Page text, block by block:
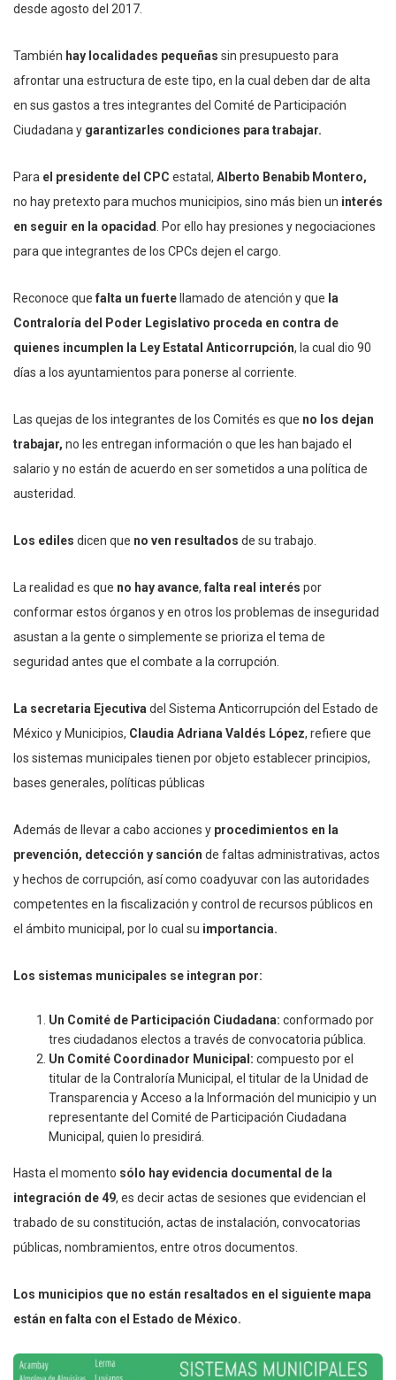
desde agosto del 2017.
También hay localidades pequeñas sin presupuesto para
afrontar una estructura de este tipo, en la cual deben dar de alta
en sus gastos a tres integrantes del Comité de Participación
Ciudadana y garantizarles condiciones para trabajar.
Para el presidente del CPC estatal, Alberto Benabib Montero,
no hay pretexto para muchos municipios, sino más bien un interés
en seguir en la opacidad
. Por ello hay presiones y negociaciones
para que integrantes de los CPCs dejen el cargo.
Reconoce que falta un fuerte llamado de atención y que la
Contraloría del Poder Legislativo proceda en contra de
quienes incumplen la Ley Estatal Anticorrupción, la cual dio 90
días a los ayuntamientos para ponerse al corriente.
Las quejas de los integrantes de los Comités es que no los dejan
trabajar, no les entregan información o que les han bajado el
salario y no están de acuerdo en ser sometidos a una política de
austeridad.
Los ediles dicen que no ven resultados de su trabajo.
La realidad es que no hay avance, falta real interés por
conformar estos órganos y en otros los problemas de inseguridad
asustan a la gente o simplemente se prioriza el tema de
seguridad antes que el combate a la corrupción.
La secretaria Ejecutiva del Sistema Anticorrupción del Estado de
México y Municipios, Claudia Adriana Valdés López, refiere que
los sistemas municipales tienen por objeto establecer principios,
bases generales, políticas públicas
Además de llevar a cabo acciones y procedimientos en la
prevención, detección y sanción de faltas administrativas, actos
y hechos de corrupción, así como coadyuvar con las autoridades
competentes en la fiscalización y control de recursos públicos en
el ámbito municipal, por lo cual su importancia.
Los sistemas municipales se integran por:
Un Comité de Participación Ciudadana: conformado por
tres ciudadanos electos a través de convocatoria pública.
Un Comité Coordinador Municipal: compuesto por el
titular de la Contraloría Municipal, el titular de la Unidad de
Transparencia y Acceso a la Información del municipio y un
representante del Comité de Participación Ciudadana
Municipal, quien lo presidirá.
Hasta el momento sólo hay evidencia documental de la
integración de 49, es decir actas de sesiones que evidencian el
trabado de su constitución, actas de instalación, convocatorias
públicas, nombramientos, entre otros documentos.
Los municipios que no están resaltados en el siguiente mapa
están en falta con el Estado de México.